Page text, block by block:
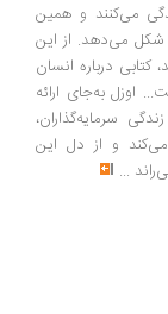
و همین
از این
انسان
به‌جای ارائه
و از دل این